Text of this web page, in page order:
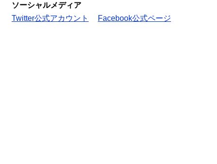
ソーシャルメディア
Twitter公式アカウント
Facebook公式ページ